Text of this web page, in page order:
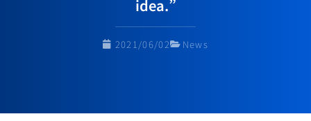
idea.”
2021/06/02 News